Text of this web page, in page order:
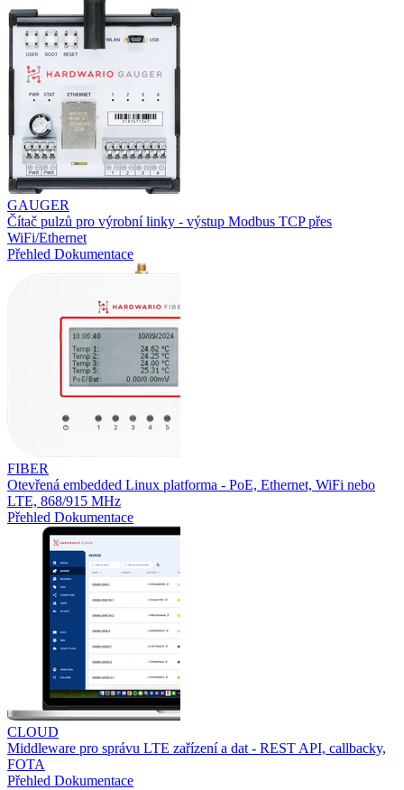
GAUGER
Čítač pulzů pro výrobní linky - výstup Modbus TCP přes
WiFi/Ethernet
Přehled Dokumentace
FIBER
Otevřená embedded Linux platforma - PoE, Ethernet, WiFi nebo
LTE, 868/915 MHz
Přehled Dokumentace
CLOUD
Middleware pro správu LTE zařízení a dat - REST API, callbacky,
FOTA
Přehled Dokumentace